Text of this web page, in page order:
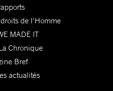
de l'Homme
MADE IT
Chronique
Bref
actualités